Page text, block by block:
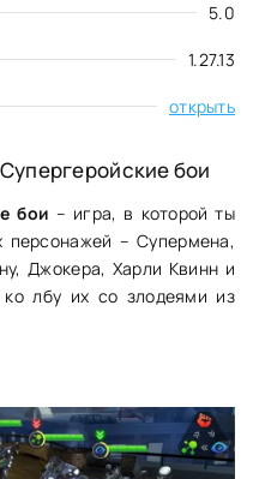
5.0
1.27.13
открыть
бои
бои – игра, в которой ты
персонажей – Супермена,
Джокера, Харли Квинн и
ко лбу их со злодеями из